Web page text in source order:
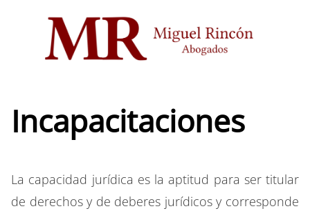
Incapacitaciones
La capacidad jurídica es la aptitud para ser titular
de derechos y de deberes jurídicos y corresponde